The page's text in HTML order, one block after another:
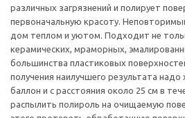
различных загрязнений и полирует
первоначальную красоту.
дом теплом и уютом. Подходит не
керамических, мраморных,
большинства пластиковых
получения наилучшего результата
баллон и с расстояния около 25 см в
распылить полироль на очищаемую